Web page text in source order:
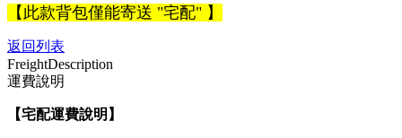
【此款背包僅能寄送 "宅配" 】
返回列表
FreightDescription
運費說明
【宅配運費說明】